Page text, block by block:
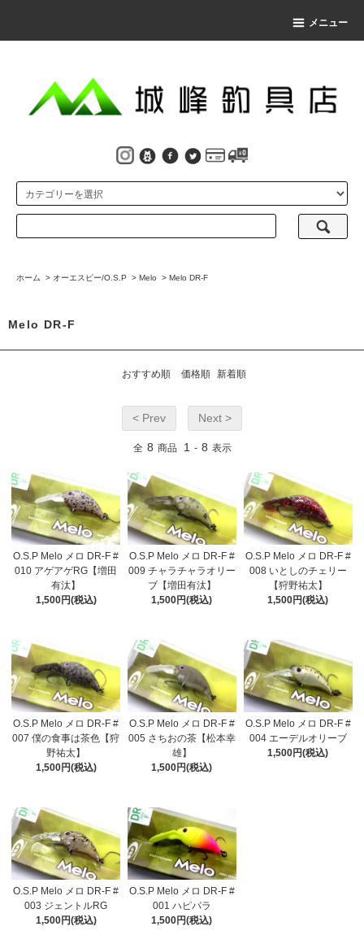
メニュー
ホーム > オーエスピー/O.S.P > Melo > Melo DR-F
Melo DR-F
おすすめ順 価格順 新着順
< Prev Next >
全 8 商品 1 - 8 表示
O.S.P Melo メロ DR-F #
010 アゲアゲRG【増田
有汰】
1,500円(税込)
O.S.P Melo メロ DR-F #
009 チャラチャラオリー
ブ【増田有汰】
1,500円(税込)
O.S.P Melo メロ DR-F #
008 いとしのチェリー
【狩野祐太】
1,500円(税込)
O.S.P Melo メロ DR-F #
007 僕の食事は茶色【狩
野祐太】
1,500円(税込)
O.S.P Melo メロ DR-F #
005 さちおの茶【松本幸
雄】
1,500円(税込)
O.S.P Melo メロ DR-F #
004 エーデルオリーブ
1,500円(税込)
O.S.P Melo メロ DR-F #
003 ジェントルRG
1,500円(税込)
O.S.P Melo メロ DR-F #
001 ハピパラ
1,500円(税込)